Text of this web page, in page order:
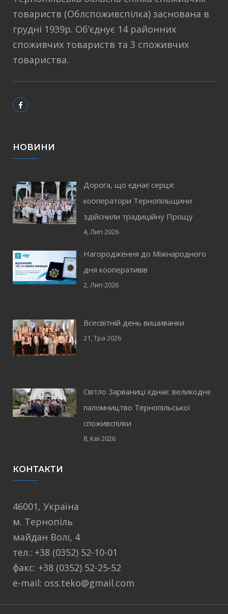
товариств (Облспоживспілка) заснована в
грудні 1939р. Об’єднує 14 районних
споживчих товариств та 3 споживчих
товариства.
НОВИНИ
Дорога, що єднає серця:
кооператори Тернопільщини
здійснили традиційну Прощу
4, Лип 2026
Нагородження до Міжнародного
дня кооперативів
2, Лип 2026
Всесвітній день вишиванки
21, Тра 2026
Світло Зарваниці єднає: великоднє
паломництво Тернопільської
споживспілки
8, Кві 2026
КОНТАКТИ
46001, Україна
м. Тернопіль
майдан Волі, 4
тел.: +38 (0352) 52-10-01
факс: +38 (0352) 52-25-52
e-mail: oss.teko@gmail.com